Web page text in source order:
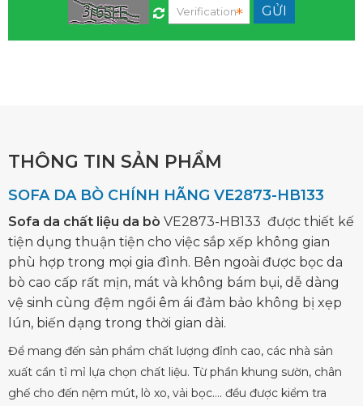
THÔNG TIN SẢN PHẨM
SOFA DA BÒ CHÍNH HÃNG VE2873-HB133
Sofa da chất liệu da bò VE2873-HB133 được thiết kế
tiện dụng thuận tiện cho việc sắp xếp không gian
phù hợp trong mọi gia đình. Bên ngoài được bọc da
bò cao cấp rất mịn, mát và không bám bụi, dễ dàng
vệ sinh cùng đệm ngồi êm ái đảm bảo không bị xẹp
lún, biến dạng trong thời gian dài.
Để mang đến sản phẩm chất lượng đỉnh cao, các nhà sản
xuất cần tỉ mỉ lựa chọn chất liệu. Từ phần khung sườn, chân
ghế cho đến nệm mút, lò xo, vải bọc…. đều được kiểm tra